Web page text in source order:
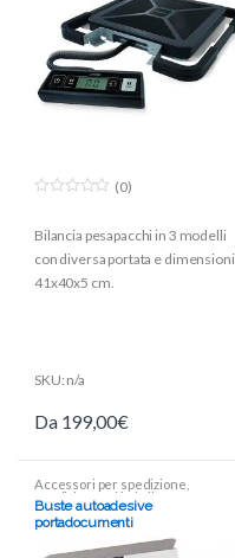
u
o
f
5
(0)
Bilancia pesapacchi in 3 modelli
con diversa portata e dimensioni
41x40x5 cm.
SKU: n/a
Da 199,00€
Accessori per spedizione
Spedizione ed imballo
Buste autoadesive
portadocumenti